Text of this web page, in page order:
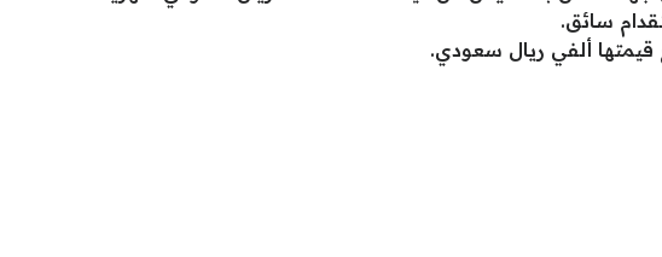
سائق.
ألفي ريال سعودي.